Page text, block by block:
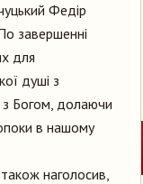
Федір
завершенні
для
душі з
з Богом, долаючи
в нашому
також наголосив,